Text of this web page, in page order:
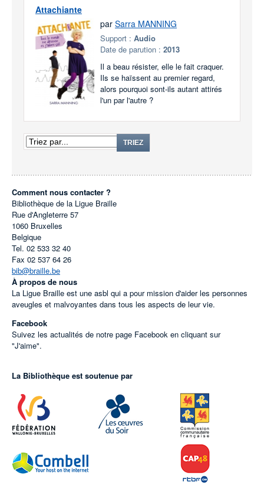
Attachiante
par Sarra MANNING
Support : Audio
Date de parution : 2013
Il a beau résister, elle le fait craquer.
Ils se haïssent au premier regard,
alors pourquoi sont-ils autant attirés
l'un par l'autre ?
TRIEZ
Comment nous contacter ?
Bibliothèque de la Ligue Braille
Rue d'Angleterre 57
1060 Bruxelles
Belgique
Tel. 02 533 32 40
Fax 02 537 64 26
bib@braille.be
À propos de nous
La Ligue Braille est une asbl qui a pour mission d'aider les personnes
aveugles et malvoyantes dans tous les aspects de leur vie.
Facebook
Suivez les actualités de notre page Facebook en cliquant sur
"J'aime".
La Bibliothèque est soutenue par